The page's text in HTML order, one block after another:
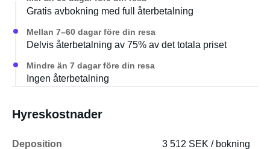
Gratis avbokning med full återbetalning
Mellan 7–60 dagar före din resa
Delvis återbetalning av 75% av det totala priset
Mindre än 7 dagar före din resa
Ingen återbetalning
Hyreskostnader
Deposition
3 512 SEK / bokning